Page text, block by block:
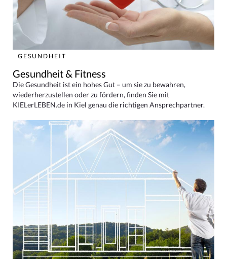
GESUNDHEIT
Gesundheit & Fitness
Die Gesundheit ist ein hohes Gut – um sie zu bewahren,
wiederherzustellen oder zu fördern, finden Sie mit
KIELerLEBEN.de in Kiel genau die richtigen Ansprechpartner.